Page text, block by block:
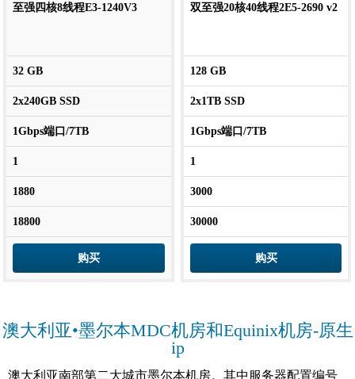
至强四核8线程E3-1240V3
32 GB
2x240GB SSD
1Gbps端口/7TB
1
1880
18800
购买
双至强20核40线程2E5-2690 v2
128 GB
2x1TB SSD
1Gbps端口/7TB
1
3000
30000
购买
澳大利亚•墨尔本MDC机房和Equinix机房-原生
ip
澳大利亚南部第二大城市墨尔本机房。其中服务器配置编号